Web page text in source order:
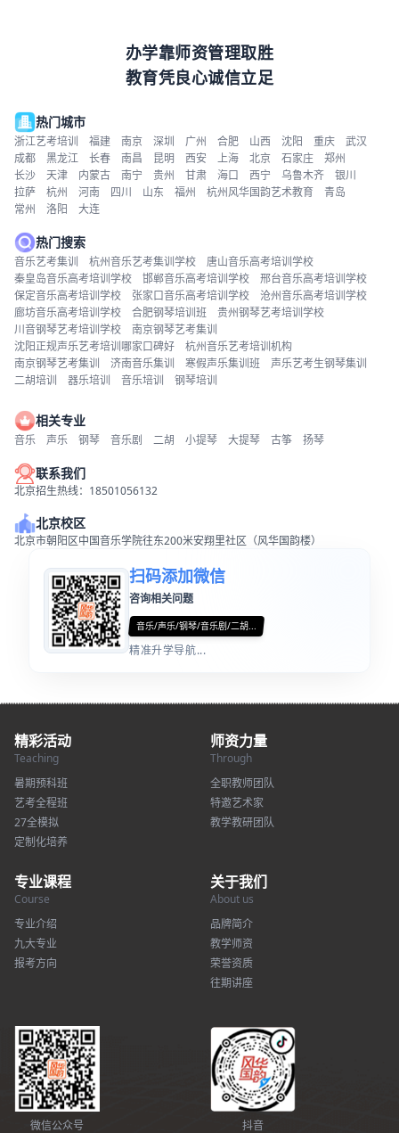
办学靠师资管理取胜
教育凭良心诚信立足
热门城市
浙江艺考培训 福建 南京 深圳 广州 合肥 山西 沈阳 重庆
武汉
成都
黑龙江 长春 南昌 昆明 西安 上海 北京 石家庄
郑州
长沙
天津 内蒙古 南宁 贵州 甘肃 海口 西宁 乌鲁木齐
银川
拉萨
杭州 河南 四川 山东 福州 杭州风华国韵艺术教育
青岛
常州
洛阳 大连
热门搜索
音乐艺考集训 杭州音乐艺考集训学校
唐山音乐高考培训学校
秦皇岛音乐高考培训学校
邯郸音乐高考培训学校
邢台音乐高考培训学校
保定音乐高考培训学校
张家口音乐高考培训学校
沧州音乐高考培训学校
廊坊音乐高考培训学校
合肥钢琴培训班
贵州钢琴艺考培训学校
川音钢琴艺考培训学校
南京钢琴艺考集训
沈阳正规声乐艺考培训哪家口碑好
杭州音乐艺考培训机构
南京钢琴艺考集训
济南音乐集训 寒假声乐集训班
声乐艺考生钢琴集训
二胡培训
器乐培训 音乐培训 钢琴培训
相关专业
音乐 声乐 钢琴 音乐剧 二胡 小提琴 大提琴 古筝 扬琴
联系我们
北京招生热线：18501056132
北京校区
北京市朝阳区中国音乐学院往东200米安翔里社区（风华国韵楼）
扫码添加微信
咨询相关问题
音乐/声乐/钢琴/音乐剧/二胡...
精准升学导航...
精彩活动
Teaching
暑期预科班
艺考全程班
27全模拟
定制化培养
师资力量
Through
全职教师团队
特邀艺术家
教学教研团队
专业课程
Course
专业介绍
九大专业
报考方向
关于我们
About us
品牌简介
教学师资
荣誉资质
往期讲座
微信公众号 抖音